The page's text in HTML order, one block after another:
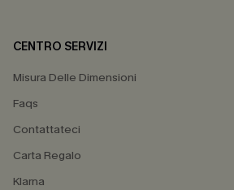
CENTRO SERVIZI
Misura Delle Dimensioni
Faqs
Contattateci
Carta Regalo
Klarna